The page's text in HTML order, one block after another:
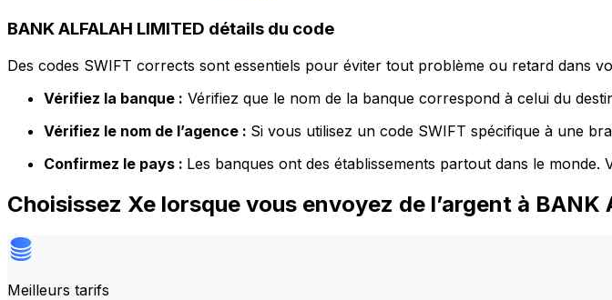
BANK ALFALAH LIMITED détails du code
Des codes SWIFT corrects sont essentiels pour éviter tout problème ou retard dans
Vérifiez la banque : Vérifiez que le nom de la banque correspond à celui du
Vérifiez le nom de l’agence : Si vous utilisez un code SWIFT spécifique à une
Confirmez le pays : Les banques ont des établissements partout dans le
Choisissez Xe lorsque vous envoyez de l’argent à BANK
Meilleurs tarifs